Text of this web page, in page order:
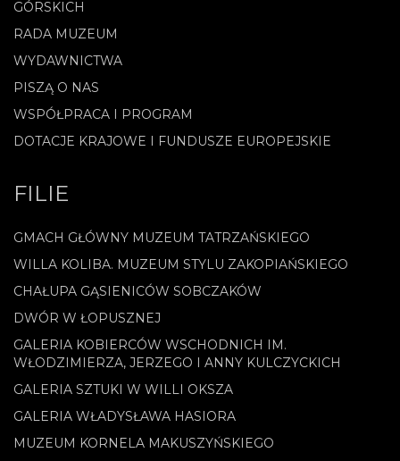
GÓRSKICH
RADA MUZEUM
WYDAWNICTWA
PISZĄ O NAS
WSPÓŁPRACA I PROGRAM
DOTACJE KRAJOWE I FUNDUSZE EUROPEJSKIE
FILIE
GMACH GŁÓWNY MUZEUM TATRZAŃSKIEGO
WILLA KOLIBA. MUZEUM STYLU ZAKOPIAŃSKIEGO
CHAŁUPA GĄSIENICÓW SOBCZAKÓW
DWÓR W ŁOPUSZNEJ
GALERIA KOBIERCÓW WSCHODNICH IM.
WŁODZIMIERZA, JERZEGO I ANNY KULCZYCKICH
GALERIA SZTUKI W WILLI OKSZA
GALERIA WŁADYSŁAWA HASIORA
MUZEUM KORNELA MAKUSZYŃSKIEGO